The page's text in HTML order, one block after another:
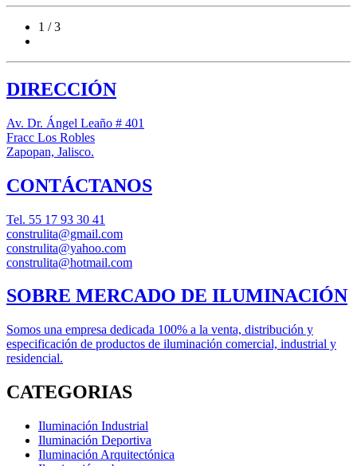
1 / 3
DIRECCIÓN
Av. Dr. Ángel Leaño # 401
Fracc Los Robles
Zapopan, Jalisco.
CONTÁCTANOS
Tel. 55 17 93 30 41
construlita@gmail.com
construlita@yahoo.com
construlita@hotmail.com
SOBRE MERCADO DE ILUMINACIÓN
Somos una empresa dedicada 100% a la venta, distribución y
especificación de productos de iluminación comercial, industrial y
residencial.
CATEGORIAS
Iluminación Industrial
Iluminación Deportiva
Iluminación Arquitectónica